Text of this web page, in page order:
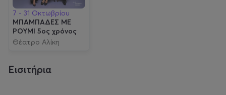
7 - 31 Οκτωβρίου
ΜΠΑΜΠΑΔΕΣ ΜΕ
ΡΟΥΜΙ 5ος χρόνος
Θέατρο Αλίκη
Εισιτήρια